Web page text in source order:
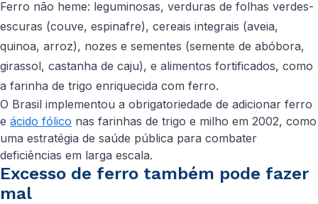
Ferro não heme: leguminosas, verduras de folhas verdes-
escuras (couve, espinafre), cereais integrais (aveia,
quinoa, arroz), nozes e sementes (semente de abóbora,
girassol, castanha de caju), e alimentos fortificados, como
a farinha de trigo enriquecida com ferro.
O Brasil implementou a obrigatoriedade de adicionar ferro
e ácido fólico nas farinhas de trigo e milho em 2002, como
uma estratégia de saúde pública para combater
deficiências em larga escala.
Excesso de ferro também pode fazer
mal